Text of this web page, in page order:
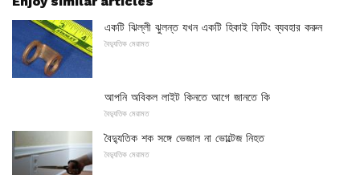
একটি ঝিল্লী ঝুলন্ত যখন একটি হিকাই ফিটিং ব্যবহার করুন
বৈদ্যুতিক মেরামত
আপনি অবিকল লাইট কিনতে আগে জানতে কি
বৈদ্যুতিক মেরামত
বৈদ্যুতিক শক সঙ্গে ভেজাল না ভোল্টেজ নিহত
বৈদ্যুতিক মেরামত